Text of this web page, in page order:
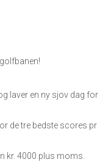
laver en ny sjov dag for
de tre bedste scores pr
kr. 4000 plus moms.